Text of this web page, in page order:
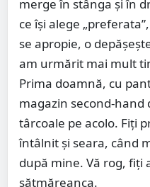
merge în stânga și în
ce își alege
se apropie, o
am urmărit mai mult
Prima doamnă, cu
magazin second-hand
târcoale pe acolo. Fiți
întâlnit și seara, când
după mine. Vă rog, fiți
sătmăreanca.